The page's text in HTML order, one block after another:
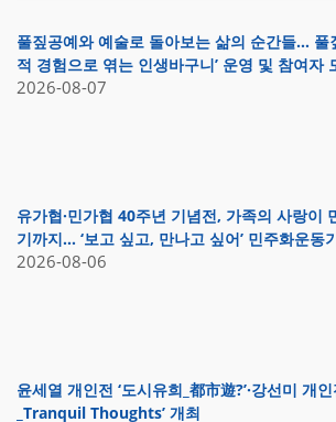
풀짚공예와 예술로 돌아보는 삶의 순간들… 풀
적 경험으로 엮는 인생바구니’ 운영 및 참여자
2026-08-07
유가협·민가협 40주년 기념전, 가족의 사랑이
기까지… ‘보고 싶고, 만나고 싶어’ 민주화운동
2026-08-06
윤세열 개인전 ‘도시유희_都市遊?’·강선미 개
_Tranquil Thoughts’ 개최